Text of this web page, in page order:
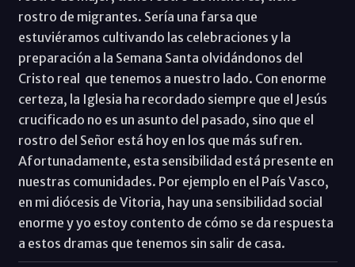
rostro de migrantes. Sería una farsa que
estuviéramos cultivando las celebraciones y la
preparación a la Semana Santa olvidándonos del
Cristo real que tenemos a nuestro lado. Con enorme
certeza, la Iglesia ha recordado siempre que el Jesús
crucificado no es un asunto del pasado, sino que el
rostro del Señor está hoy en los que más sufren.
Afortunadamente, esta sensibilidad está presente en
nuestras comunidades. Por ejemplo en el País Vasco,
en mi diócesis de Vitoria, hay una sensibilidad social
enorme y yo estoy contento de cómo se da respuesta
a estos dramas que tenemos sin salir de casa.